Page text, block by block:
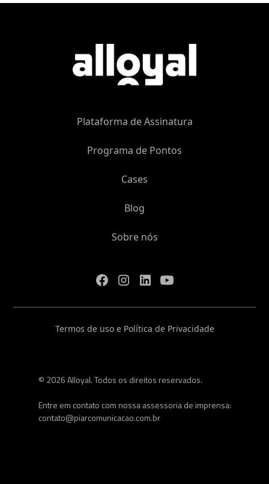
Plataforma de Assinatura
Programa de Pontos
Cases
Blog
Sobre nós
© 2026 Alloyal. Todos os direitos reservados.
Entre em contato com nossa assessoria de imprensa:
contato@piarcomunicacao.com.br
Termos de uso e Política de Privacidade